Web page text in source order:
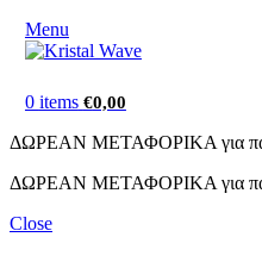
Menu
0 items €0,00
ΔΩΡΕΑΝ ΜΕΤΑΦΟΡΙΚΑ για
ΔΩΡΕΑΝ ΜΕΤΑΦΟΡΙΚΑ για
Close